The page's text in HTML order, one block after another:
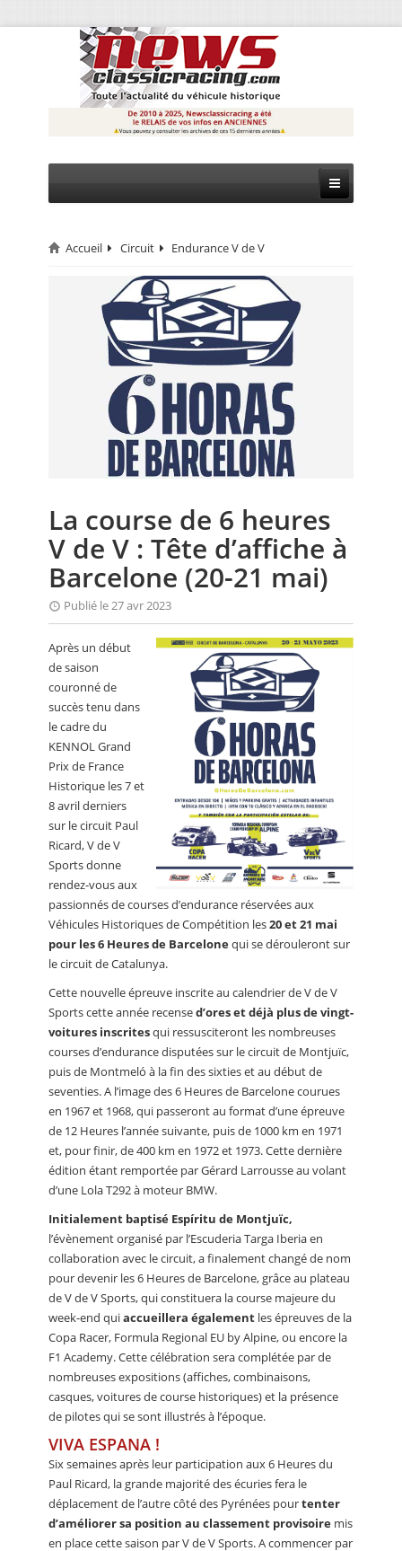
CIRCUIT
MONTAGNE
EVÈNEMENTS
CALENDRIER
ANNUAIRES
PETITES ANNONCES
Accueil Circuit Endurance V de V
La course de 6 heures
V de V : Tête d’affiche à
Barcelone (20-21 mai)
Publié le 27 avr 2023
Après un début
de saison
couronné de
succès tenu dans
le cadre du
KENNOL Grand
Prix de France
Historique les 7 et
8 avril derniers
sur le circuit Paul
Ricard, V de V
Sports donne
rendez-vous aux
passionnés de courses d’endurance réservées aux
Véhicules Historiques de Compétition les20 et 21 mai
pour les 6 Heures de Barcelonequi se dérouleront sur
le circuit de Catalunya.
Cette nouvelle épreuve inscrite au calendrier de V de V
Sports cette année recensed’ores et déjà plus de vingt-
voitures inscritesqui ressusciteront les nombreuses
courses d’endurance disputées sur le circuit de Montjuïc,
puis de Montmeló à la fin des sixties et au début de
seventies. A l’image des 6 Heures de Barcelone courues
en 1967 et 1968, qui passeront au format d’une épreuve
de 12 Heures l’année suivante, puis de 1000 km en 1971
et, pour finir, de 400 km en 1972 et 1973. Cette dernière
édition étant remportée par Gérard Larrousse au volant
d’une Lola T292 à moteur BMW.
Initialement baptisé Espíritu de Montjuïc,
l’évènement organisé par l’Escuderia Targa Iberia en
collaboration avec le circuit, a finalement changé de nom
pour devenir les 6 Heures de Barcelone, grâce au plateau
de V de V Sports, qui constituera la course majeure du
week-end quiaccueillera également les épreuves de la
Copa Racer, Formula Regional EU by Alpine, ou encore la
F1 Academy. Cette célébration sera complétée par de
nombreuses expositions (affiches, combinaisons,
casques, voitures de course historiques) et la présence
de pilotes qui se sont illustrés à l’époque.
VIVA ESPANA !
Six semaines après leur participation aux 6 Heures du
Paul Ricard, la grande majorité des écuries fera le
déplacement de l’autre côté des Pyrénées pourtenter
d’améliorer sa position au classement provisoire mis
en place cette saison par V de V Sports. A commencer par